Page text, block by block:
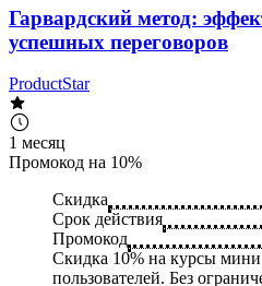
Гарвардский метод:
успешных переговоров
ProductStar
1 месяц
Промокод на 10%
Скидка
Срок действия
Промокод
Скидка 10% на курсы
пользователей. Без